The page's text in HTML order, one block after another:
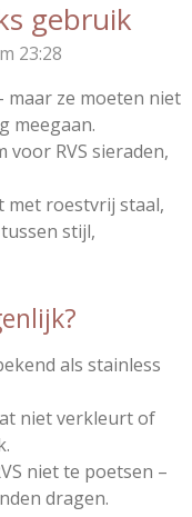
gebruik
23:28
maar ze moeten niet
meegaan.
voor RVS sieraden,
met roestvrij staal,
stijl,
als stainless
niet verkleurt of
niet te poetsen –
dragen.